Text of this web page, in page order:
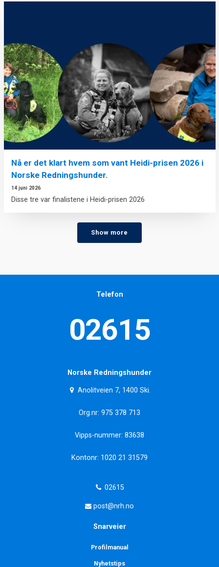
Nå er det klart hvem som vant Heidi-prisen 2026 i
Norske Redningshunder.
14 juni 2026
Disse tre var finalistene i Heidi-prisen 2026
Show more
Telefon
02615
Norske Redningshunder
Anolitveien 7, 1400 Ski.
Org.nr: 975 378 713
Vipps-nummer: 83638
Kontonr: 1020 21 31579
02615
post@nrh.no
Snarveier
Profilmanual
Nyhetstips